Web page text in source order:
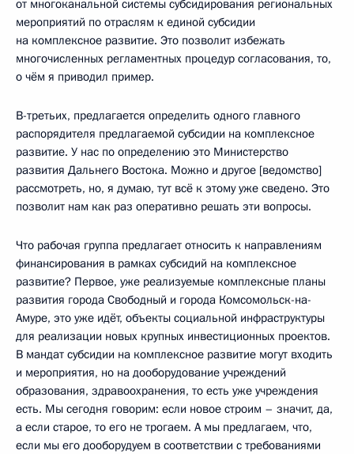
от многоканальной системы субсидирования региональных
мероприятий по отраслям к единой субсидии
на комплексное развитие. Это позволит избежать
многочисленных регламентных процедур согласования, то,
о чём я приводил пример.
В-третьих, предлагается определить одного главного
распорядителя предлагаемой субсидии на комплексное
развитие. У нас по определению это Министерство
развития Дальнего Востока. Можно и другое [ведомство]
рассмотреть, но, я думаю, тут всё к этому уже сведено. Это
позволит нам как раз оперативно решать эти вопросы.
Что рабочая группа предлагает относить к направлениям
финансирования в рамках субсидий на комплексное
развитие? Первое, уже реализуемые комплексные планы
развития города Свободный и города Комсомольск-на-
Амуре, это уже идёт, объекты социальной инфраструктуры
для реализации новых крупных инвестиционных проектов.
В мандат субсидии на комплексное развитие могут входить
и мероприятия, но на дооборудование учреждений
образования, здравоохранения, то есть уже учреждения
есть. Мы сегодня говорим: если новое строим – значит, да,
а если старое, то его не трогаем. А мы предлагаем, что,
если мы его дооборудуем в соответствии с требованиями